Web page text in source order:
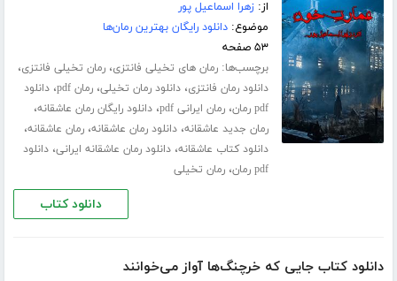
از:زهرا اسماعیل پور
موضوع:دانلود رایگان بهترین رمان‌ها
۵۳ صفحه
برچسب‌ها:رمان های تخیلی فانتزی،رمان تخیلی فانتزی،
دانلود رمان فانتزی،دانلود رمان تخیلی،رمان pdf ،دانلود
pdf رمان
،رمان ایرانی pdf ،دانلود رایگان رمان عاشقانه،
رمان جدید عاشقانه،دانلود رمان عاشقانه،رمان عاشقانه،
دانلود کتاب عاشقانه،دانلود رمان عاشقانه ایرانی،دانلود
pdf رمان
،رمان تخیلی
دانلود کتاب
دانلود کتاب جایی که خرچنگ‌ها آواز می‌خوانند